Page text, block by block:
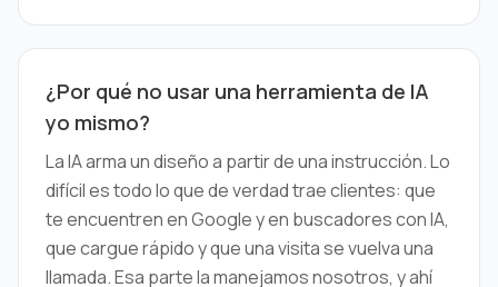
¿Por qué no usar una herramienta de IA
yo mismo?
La IA arma un diseño a partir de una instrucción. Lo
difícil es todo lo que de verdad trae clientes: que
te encuentren en Google y en buscadores con IA,
que cargue rápido y que una visita se vuelva una
llamada. Esa parte la manejamos nosotros, y ahí